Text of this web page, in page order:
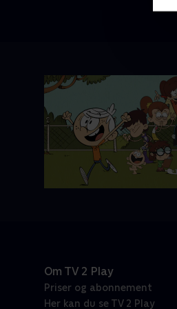
Om TV 2 Play
Priser og abonnement
Her kan du se TV 2 Play